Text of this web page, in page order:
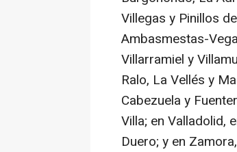
Villegas y Pinillos
Ambasmestas-
Villarramiel y
Ralo, La Vellés y
Cabezuela y
Villa; en Valladolid,
Duero; y en